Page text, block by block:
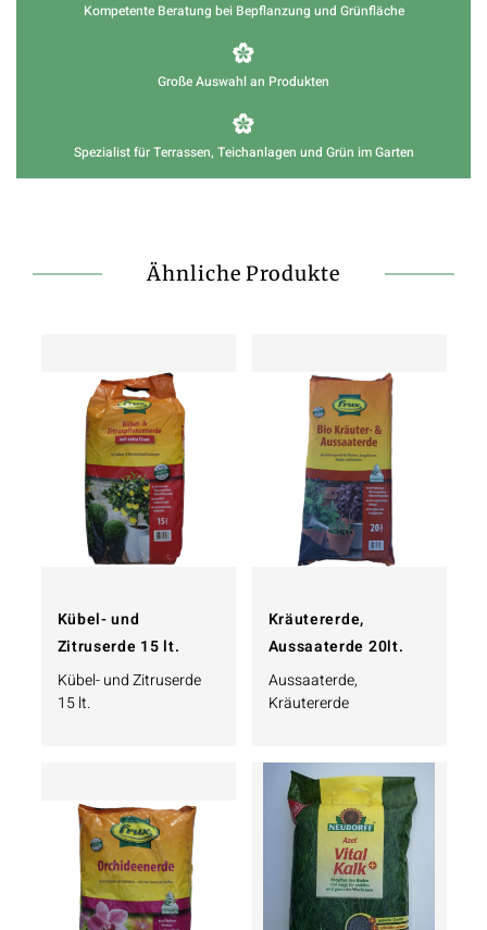
Kompetente Beratung bei Bepflanzung und Grünfläche
Große Auswahl an Produkten
Spezialist für Terrassen, Teichanlagen und Grün im Garten
Ähnliche Produkte
Kübel- und
Zitruserde 15 lt.
Kübel- und Zitruserde
15 lt.
Kräutererde,
Aussaaterde 20lt.
Aussaaterde,
Kräutererde